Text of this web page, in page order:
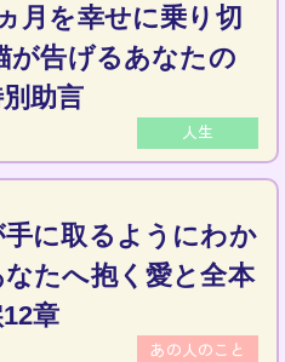
人生
月を幸せに乗り切
が告げるあなたの
助言
あの人のこと
に取るようにわか
なたへ抱く愛と全本
章